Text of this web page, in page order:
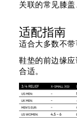
关联的常见膝盖
适配指南
适合大多数不
鞋垫的前边缘
合适。